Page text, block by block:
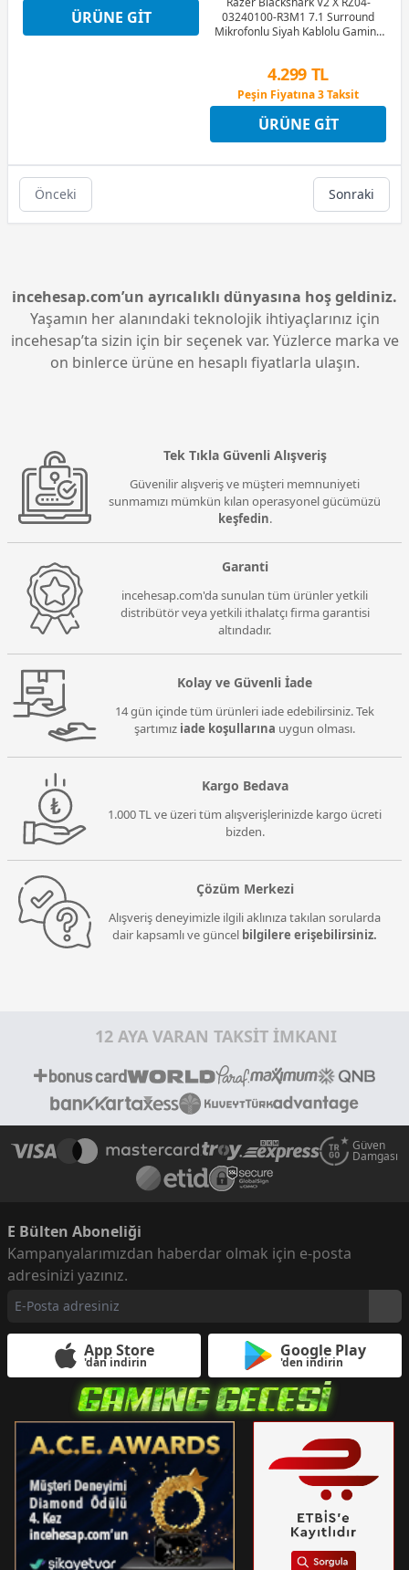
Peşin Fiyatına 3 Taksit
ÜRÜNE GIT
03240100-R3M1 7.1 Surround
Mikrofonlu Siyah Kablolu Gaming
4.299 TL
Peşin Fiyatına 3 Taksit
12 Ay x 506 TL taksitle
Peşin Fiyatına 3 Taksit
ÜRÜNE GIT
Önceki Sonraki
incehesap.com’un ayrıcalıklı dünyasına hoş geldiniz.
Yaşamın her alanındaki teknolojik ihtiyaçlarınız için
incehesap’ta sizin için bir seçenek var. Yüzlerce marka ve
on binlerce ürüne en hesaplı fiyatlarla ulaşın.
Tek Tıkla Güvenli Alışveriş
Güvenilir alışveriş ve müşteri memnuniyeti
sunmamızı mümkün kılan operasyonel gücümüzü
keşfedin.
Garanti
incehesap.com'da sunulan tüm ürünler yetkili
distribütör veya yetkili ithalatçı firma garantisi
altındadır.
Kolay ve Güvenli İade
14 gün içinde tüm ürünleri iade edebilirsiniz. Tek
şartımız iade koşullarına uygun olması.
Kargo Bedava
1.000 TL ve üzeri tüm alışverişlerinizde kargo ücreti
bizden.
Çözüm Merkezi
Alışveriş deneyimizle ilgili aklınıza takılan sorularda
dair kapsamlı ve güncel bilgilere erişebilirsiniz.
12 AYA VARAN TAKSİT İMKANI
Güven
Damgası
E Bülten Aboneliği
Kampanyalarımızdan haberdar olmak için e-posta
adresinizi yazınız.
App Store
'dan indirin
Google Play
'den indirin